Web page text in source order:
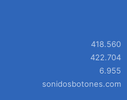
418.560
422.704
6.955
sonidosbotones.com